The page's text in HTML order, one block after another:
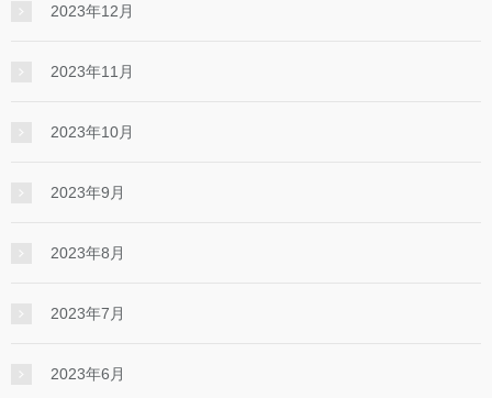
2023年12月
2023年11月
2023年10月
2023年9月
2023年8月
2023年7月
2023年6月